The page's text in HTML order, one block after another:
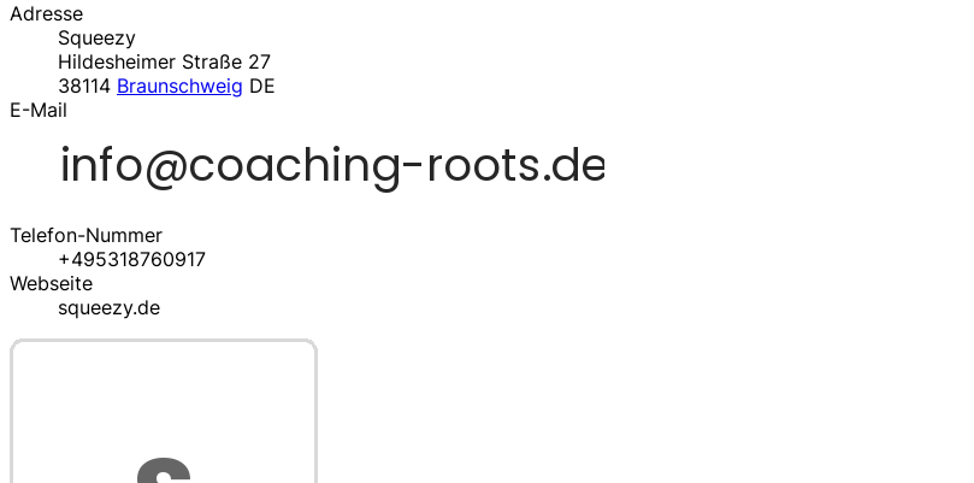
Adresse
Squeezy
Hildesheimer Straße 27
38114 Braunschweig DE
E-Mail
Telefon-Nummer
+495318760917
Webseite
squeezy.de